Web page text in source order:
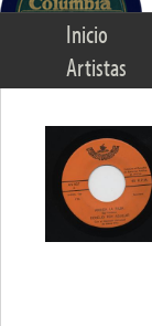
Inicio
Artistas